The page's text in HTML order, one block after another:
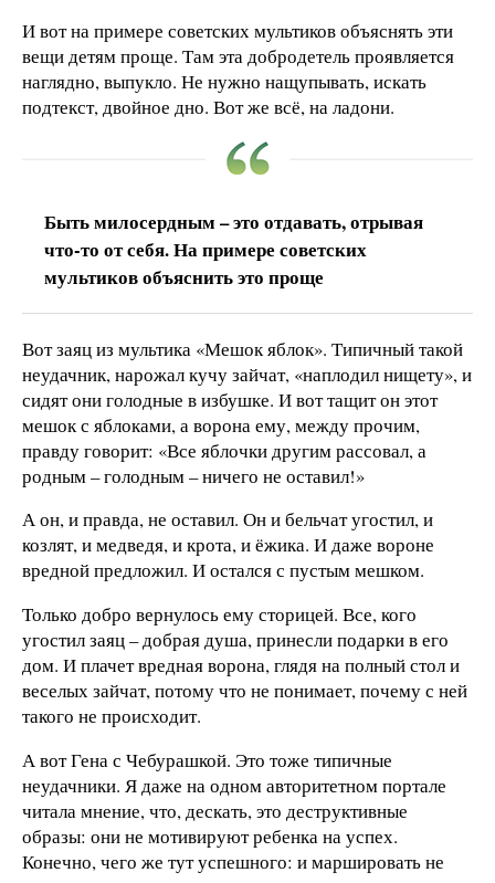
И вот на примере советских мультиков объяснять эти
вещи детям проще. Там эта добродетель проявляется
наглядно, выпукло. Не нужно нащупывать, искать
подтекст, двойное дно. Вот же всё, на ладони.
Быть милосердным – это отдавать, отрывая
что-то от себя. На примере советских
мультиков объяснить это проще
Вот заяц из мультика «Мешок яблок». Типичный такой
неудачник, нарожал кучу зайчат, «наплодил нищету», и
сидят они голодные в избушке. И вот тащит он этот
мешок с яблоками, а ворона ему, между прочим,
правду говорит: «Все яблочки другим рассовал, а
родным – голодным – ничего не оставил!»
А он, и правда, не оставил. Он и бельчат угостил, и
козлят, и медведя, и крота, и ёжика. И даже вороне
вредной предложил. И остался с пустым мешком.
Только добро вернулось ему сторицей. Все, кого
угостил заяц – добрая душа, принесли подарки в его
дом. И плачет вредная ворона, глядя на полный стол и
веселых зайчат, потому что не понимает, почему с ней
такого не происходит.
А вот Гена с Чебурашкой. Это тоже типичные
неудачники. Я даже на одном авторитетном портале
читала мнение, что, дескать, это деструктивные
образы: они не мотивируют ребенка на успех.
Конечно, чего же тут успешного: и маршировать не